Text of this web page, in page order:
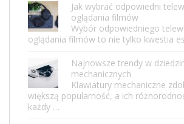
Jak wybrać odpowiedni
oglądania filmów
Wybór odpowiedniego
oglądania filmów to nie tylko kwestia
Najnowsze trendy w
mechanicznych
Klawiatury mechaniczne
większą popularność, a ich
każdy …